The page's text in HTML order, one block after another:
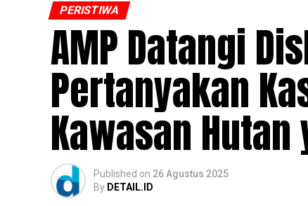
PERISTIWA
AMP Datangi
Pertanyakan
Kawasan
Published on 26 Agustus 2025
By DETAIL.ID